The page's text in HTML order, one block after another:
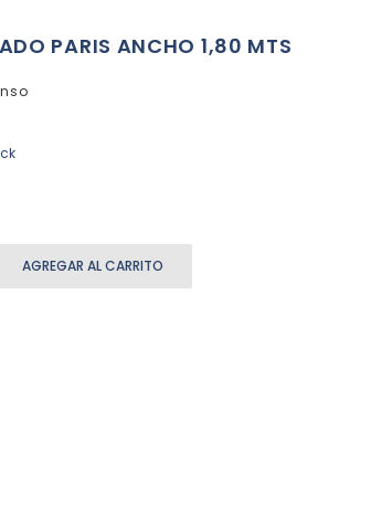
PARIS ANCHO 1,80 MTS
AGREGAR AL CARRITO